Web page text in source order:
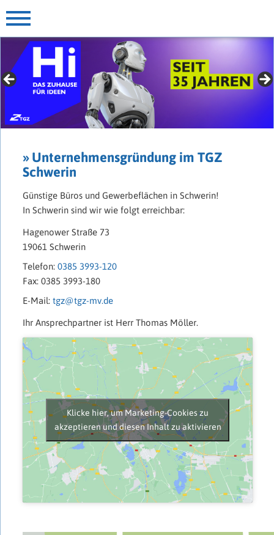
» Für Gründer mit Extras
► jetzt mehr erfahren
» Unternehmensgründung im TGZ
Schwerin
Günstige Büros und Gewerbeflächen in Schwerin!
In Schwerin sind wir wie folgt erreichbar:
Hagenower Straße 73
19061 Schwerin
Telefon: 0385 3993-120
Fax: 0385 3993-180
E-Mail: tgz@tgz-mv.de
Ihr Ansprechpartner ist Herr Thomas Möller.
Klicke hier, um Marketing-Cookies zu
akzeptieren und diesen Inhalt zu aktivieren